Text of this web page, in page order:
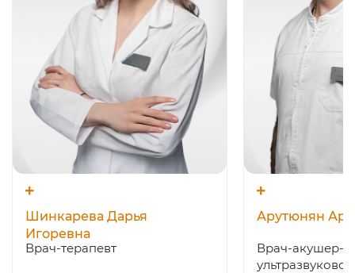
Шинкарева Дарья
Игоревна
Врач-терапевт
Арутюнян
Врач-акушер-